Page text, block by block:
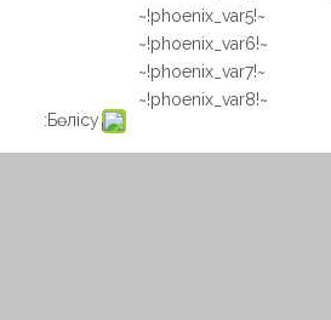
Бөлісу:
~!phoenix_var5!~
~!phoenix_var6!~
~!phoenix_var7!~
~!phoenix_var8!~